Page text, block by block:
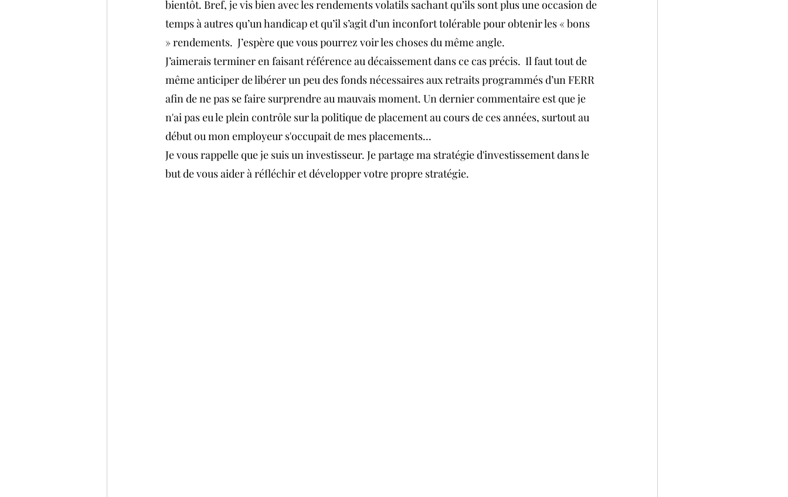
bientôt. Bref, je vis bien avec les rendements volatils sachant qu’ils sont plus une occasion de
temps à autres qu’un handicap et qu’il s’agit d’un inconfort tolérable pour obtenir les « bons
» rendements.  J’espère que vous pourrez voir les choses du même angle.
J’aimerais terminer en faisant référence au décaissement dans ce cas précis.  Il faut tout de
même anticiper de libérer un peu des fonds nécessaires aux retraits programmés d’un FERR
afin de ne pas se faire surprendre au mauvais moment. Un dernier commentaire est que je
n'ai pas eu le plein contrôle sur la politique de placement au cours de ces années, surtout au
début ou mon employeur s'occupait de mes placements...
Je vous rappelle que je suis un investisseur. Je partage ma stratégie d'investissement dans le
but de vous aider à réfléchir et développer votre propre stratégie.